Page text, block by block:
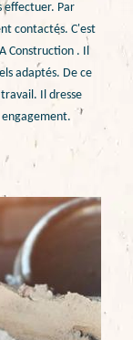
effectuer. Par
contactés. C'est
Construction . Il
adaptés. De ce
Il dresse